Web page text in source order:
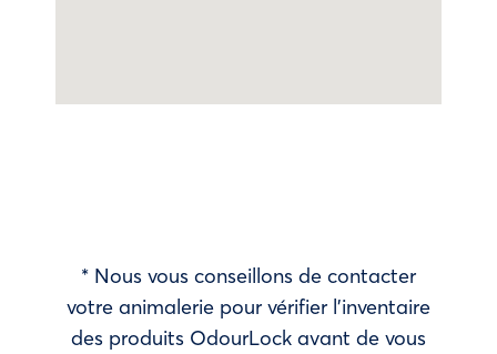
* Nous vous conseillons de contacter
votre animalerie pour vérifier l’inventaire
des produits OdourLock avant de vous